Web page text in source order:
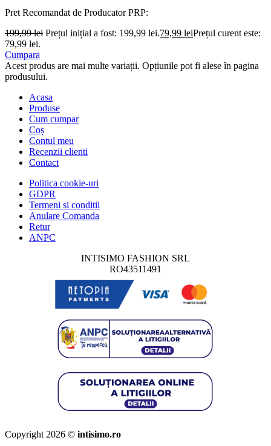
Pret Recomandat de ProducatorPRP:
199,99lei Prețul inițial a fost: 199,99 lei.79,99 leiPrețul curent este:
79,99 lei.
Cumpara
Acest produs are mai multe variații. Opțiunile pot fi alese în pagina
produsului.
Acasa
Produse
Cum cumpar
Coș
Contul meu
Recenzii clienti
Contact
Politica cookie-uri
GDPR
Termeni si conditii
Anulare Comanda
Retur
ANPC
INTISIMO FASHION SRL
RO43511491
Copyright 2026 © intisimo.ro